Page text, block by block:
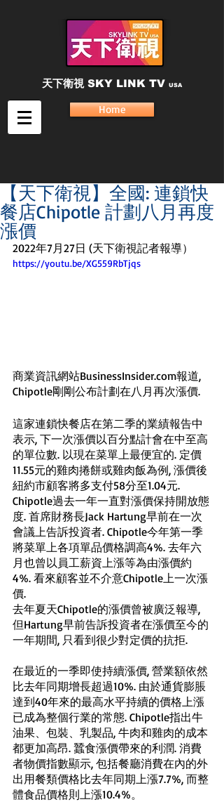
天下衛視 SKY LINK TV USA
Home
【天下衛視】全國: 連鎖快
餐店Chipotle 計劃八月再度
漲價
2022年7月27日 (天下衛視記者報導）
https://youtu.be/XG559RbTjqs
商業資訊網站BusinessInsider.com報道,
Chipotle剛剛公布計劃在八月再次漲價.
這家連鎖快餐店在第二季的業績報告中
表示, 下一次漲價以百分點計會在中至高
的單位數. 以現在菜單上最便宜的. 定價
11.55元的雞肉捲餅或雞肉飯為例, 漲價後
紐約市顧客將多支付58分至1.04元.
Chipotle過去一年一直對漲價保持開放態
度. 首席財務長Jack Hartung早前在一次
會議上告訴投資者. Chipotle今年第一季
將菜單上各項單品價格調高4%. 去年六
月也曾以員工薪資上漲等為由漲價約
4%. 看來顧客並不介意Chipotle上一次漲
價.
去年夏天Chipotle的漲價曾被廣泛報導,
但Hartung早前告訴投資者在漲價至今的
一年期間, 只看到很少對定價的抗拒.
在最近的一季即使持續漲價, 營業額依然
比去年同期增長超過10%. 由於通貨膨脹
達到40年來的最高水平持續的價格上漲
已成為整個行業的常態. Chipotle指出牛
油果、包裝、乳製品, 牛肉和雞肉的成本
都更加高昂. 蠶食漲價帶來的利潤. 消費
者物價指數顯示, 包括餐廳消費在內的外
出用餐類價格比去年同期上漲7.7%, 而整
體食品價格則上漲10.4%。